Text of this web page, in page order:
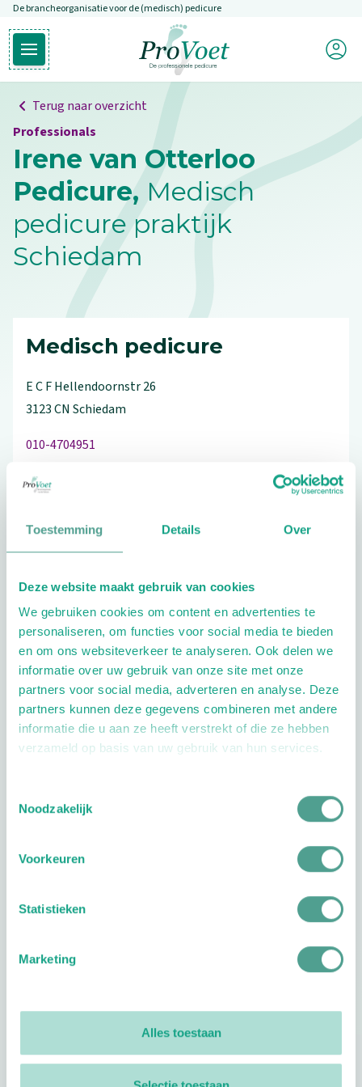
Toestemming Details Over
Deze website maakt gebruik van cookies
We gebruiken cookies om content en advertenties te
personaliseren, om functies voor social media te bieden
en om ons websiteverkeer te analyseren. Ook delen we
informatie over uw gebruik van onze site met onze
partners voor social media, adverteren en analyse. Deze
partners kunnen deze gegevens combineren met andere
informatie die u aan ze heeft verstrekt of die ze hebben
verzameld op basis van uw gebruik van hun services.
Noodzakelijk
Voorkeuren
Statistieken
Marketing
Alles toestaan
Overslaan en naar de inhoud gaan
De brancheorganisatie voor de (medisch) pedicure
Open hoofdmenu
Ga naar de homepagina
Mijn
Terug naar overzicht
Professionals
Irene van Otterloo
Pedicure, Medisch
pedicure praktijk
Schiedam
Medisch pedicure
E C F Hellendoornstr26
3123 CN Schiedam
010-4704951
Extra opties
Plan je route
Footer
Volg ProVoet